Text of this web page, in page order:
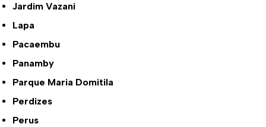
Jardim Vazani
Lapa
Pacaembu
Panamby
Parque Maria Domitila
Perdizes
Perus